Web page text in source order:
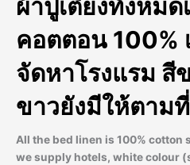
ผ้าปูเตียงทั้งหม
คอตตอน 100%
จัดหาโรงแรม สี
ขาวยังมีให้ตาม
All the bed linen is 100% cotton
we supply hotels, white colour